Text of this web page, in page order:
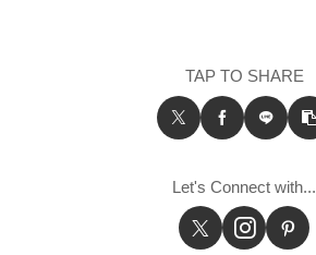
TAP TO SHARE
Let's Connect with...